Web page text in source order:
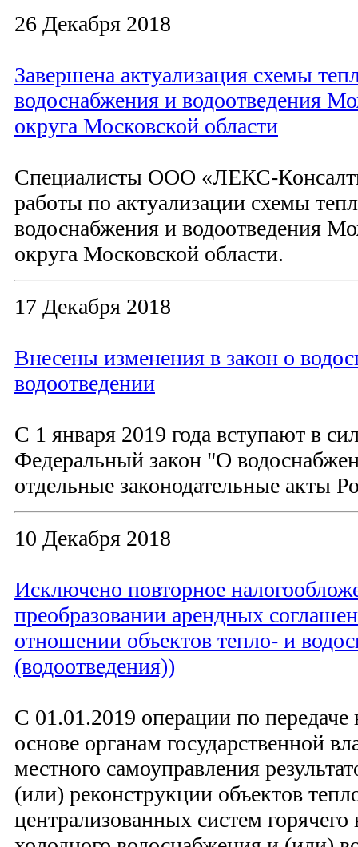
26 Декабря 2018
Завершена актуализация схемы
водоснабжения и водоотведения
округа Московской области
Специалисты ООО «ЛЕКС-
работы по актуализации схемы
водоснабжения и водоотведения
округа Московской области.
17 Декабря 2018
Внесены изменения в закон о
водоотведении
С 1 января 2019 года вступают в
Федеральный закон "О
отдельные законодательные акты
10 Декабря 2018
Исключено повторное
преобразовании арендных
отношении объектов тепло- и
(водоотведения))
С 01.01.2019 операции по передаче
основе органам государственной
местного самоуправления
(или) реконструкции объектов
централизованных систем